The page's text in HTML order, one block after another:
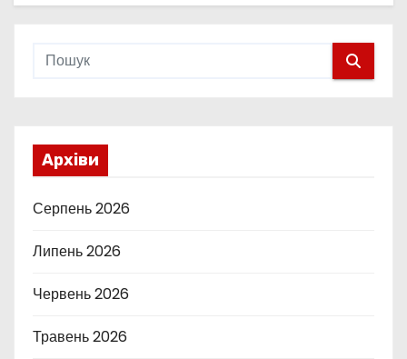
Архіви
Серпень 2026
Липень 2026
Червень 2026
Травень 2026